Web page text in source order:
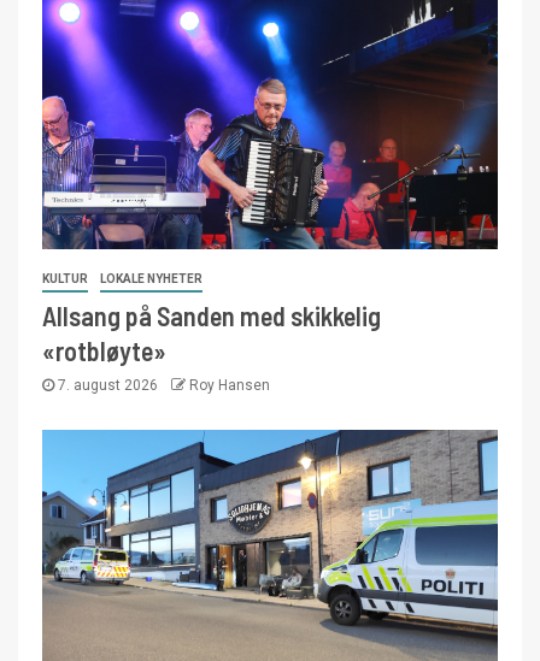
KULTUR LOKALE NYHETER
Allsang på Sanden med skikkelig
«rotbløyte»
7. august 2026 Roy Hansen